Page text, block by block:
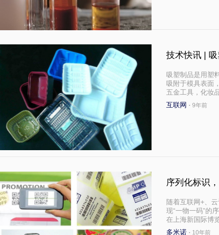
技术快讯 |
吸塑制品是用塑
吸附于模具表面
五金工具，化妆
互联网 · 9年前
序列化标识
随着互联网+、
现“一物一码”的
在上海新国际博
多米诺 · 10年前